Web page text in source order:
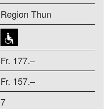
Region Thun
Fr. 177.–
Fr. 157.–
7